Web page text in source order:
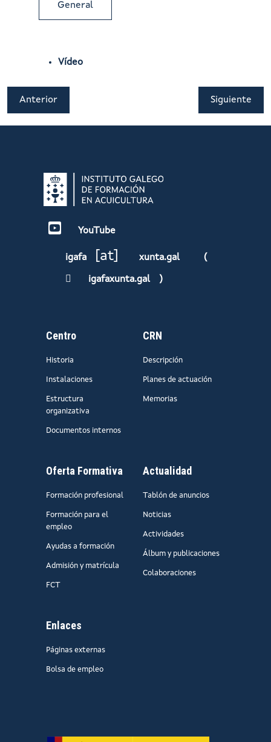
General
Vídeo
Anterior Siguiente
YouTube
igafa [at] xunta.gal (
igafaxunta.gal )
Centro
Historia
Instalaciones
Estructura
organizativa
Documentos internos
CRN
Descripción
Planes de actuación
Memorias
Oferta Formativa
Formación profesional
Formación para el
empleo
Ayudas a formación
Admisión y matrícula
FCT
Actualidad
Tablón de anuncios
Noticias
Actividades
Álbum y publicaciones
Colaboraciones
Enlaces
Páginas externas
Bolsa de empleo